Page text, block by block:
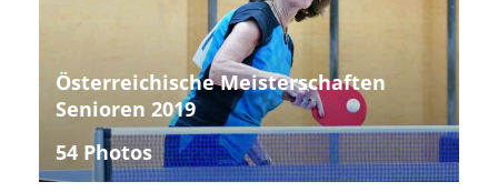
Österreichische Meisterschaften
Senioren 2019
54 Photos